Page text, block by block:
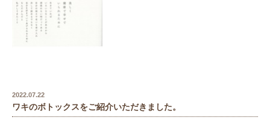
2022.07.22
ワキのボトックスをご紹介いただきました。